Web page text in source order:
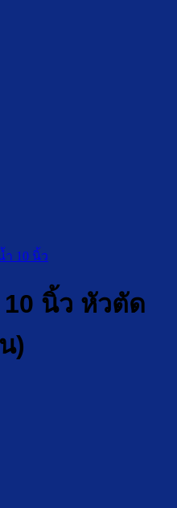
ำ 10 นิ้ว
10 นิ้ว หัวตัด
)